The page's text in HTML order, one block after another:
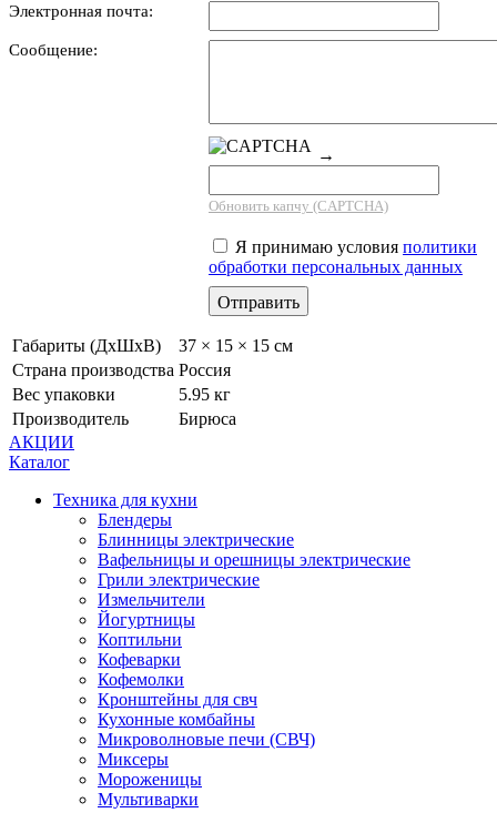
Электронная почта:
Сообщение:
→
Обновить капчу (CAPTCHA)
Я принимаю условия политики
обработки персональных данных
Габариты (ДхШхВ)
37 × 15 × 15 см
Страна производства Россия
Вес упаковки
5.95 кг
Производитель
Бирюса
АКЦИИ
Каталог
Техника для кухни
Блендеры
Блинницы электрические
Вафельницы и орешницы электрические
Грили электрические
Измельчители
Йогуртницы
Коптильни
Кофеварки
Кофемолки
Кронштейны для свч
Кухонные комбайны
Микроволновые печи (СВЧ)
Миксеры
Мороженицы
Мультиварки